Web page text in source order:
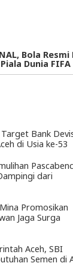
Bola Resmi
Dunia FIFA
Bank
di Usia ke-53
dari
Promosikan
Jaga Surga
Aceh, SBI
Semen di